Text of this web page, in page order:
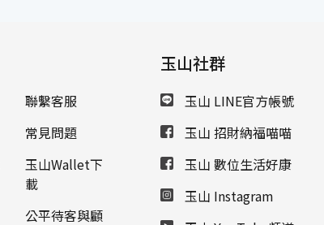
作學習與職涯發展。 玉山金控人資長王志成表
示，人才是玉山最重要的資產，2018玉山將廣
納財金商管、數位金融、資訊科技、大數據分
析、風險管理、洗錢防制等人才共計500位。
其中包含以培育全方位金融專業與科技創新管
理人才為目標的MA(儲備幹部)及TMA(科技儲
備幹部)共40位。因應玉山布局亞洲的快速發
展，並響應政府新南向政策，特別歡迎來自各
國家地區、不同文化背景、有志於往金融業發
展之僑外生加入玉山，和我們一同經營亞洲跨
聯繫客服
常見問題
玉山Wallet下
載
公平待客與顧
玉山社群
玉山 LINE官方帳號
玉山 招財納福喵喵
玉山 數位生活好康
玉山 Instagram